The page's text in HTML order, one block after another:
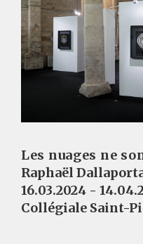
Les nuages ne
Raphaël
16.03.2024 -
Collégiale Saint-